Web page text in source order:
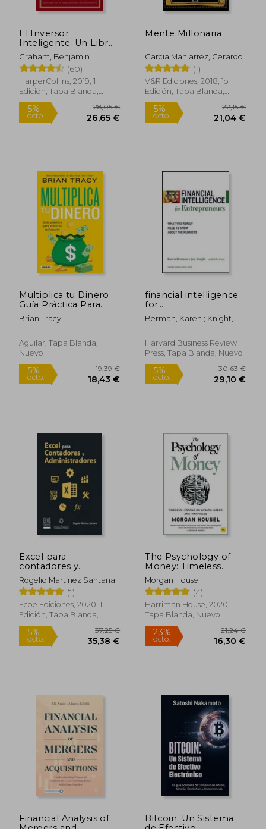
El Inversor
Inteligente: Un Libro
de Asesoramiento
Práctico
Graham, Benjamin
(60)
HarperCollins, 2019, 1
Edición, Tapa Blanda,
Nuevo
5%
dcto. 26,65 €
Mente Millonaria
Garcia Manjarrez, Gerardo
(1)
V&R Ediciones, 2018, 1o
Edición, Tapa Blanda,
Nuevo
dcto.
Multiplica tu Dinero:
Guía Práctica Para
Volverse Millonario
Brian Tracy
Aguilar, Tapa Blanda,
Nuevo
financial intelligence
for
entrepreneurs,what
you really need to
numbers (en Inglés)
Berman, Karen ; Knight,
Harvard Business Review
Press, Tapa Blanda, Nuevo
5%
dcto.
Excel para
contadores y
administradores
Rogelio Martínez Santana
(1)
Ecoe Ediciones, 2020, 1
Edición, Tapa Blanda,
Nuevo
The Psychology of
Money: Timeless
Lessons on Wealth,
Greed, and Happiness
(en Inglés)
Morgan Housel
(4)
Harriman House, 2020,
Tapa Blanda, Nuevo
23%
dcto.
Financial Analysis of
Bitcoin: Un Sistema